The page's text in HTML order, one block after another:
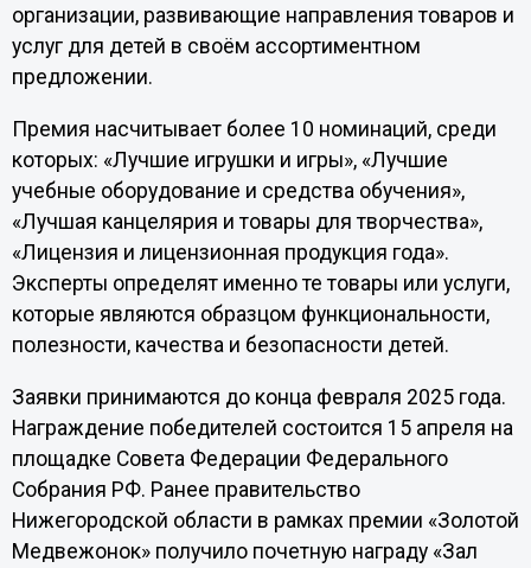
организации, развивающие направления товаров и
услуг для детей в своём ассортиментном
предложении.
Премия насчитывает более 10 номинаций, среди
которых: «Лучшие игрушки и игры», «Лучшие
учебные оборудование и средства обучения»,
«Лучшая канцелярия и товары для творчества»,
«Лицензия и лицензионная продукция года».
Эксперты определят именно те товары или услуги,
которые являются образцом функциональности,
полезности, качества и безопасности детей.
Заявки принимаются до конца февраля 2025 года.
Награждение победителей состоится 15 апреля на
площадке Совета Федерации Федерального
Собрания РФ. Ранее правительство
Нижегородской области в рамках премии «Золотой
Медвежонок» получило почетную награду «Зал